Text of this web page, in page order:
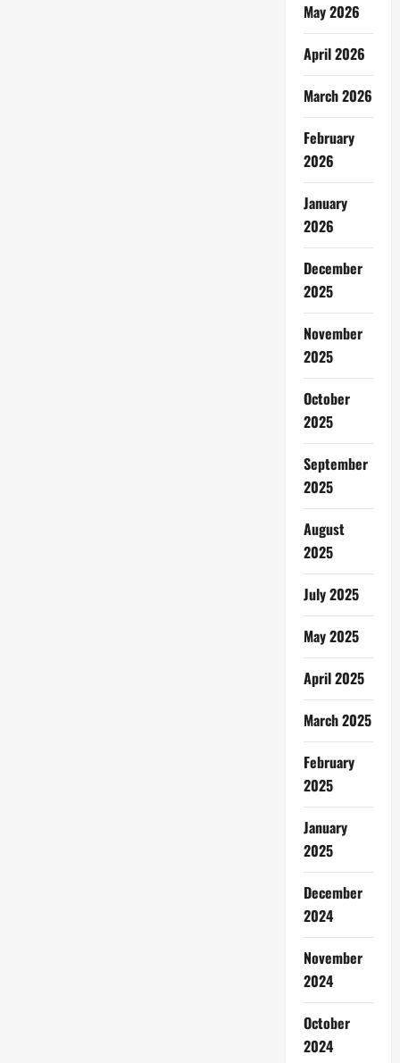
May 2026
April 2026
March 2026
February
2026
January
2026
December
2025
November
2025
October
2025
September
2025
August
2025
July 2025
May 2025
April 2025
March 2025
February
2025
January
2025
December
2024
November
2024
October
2024